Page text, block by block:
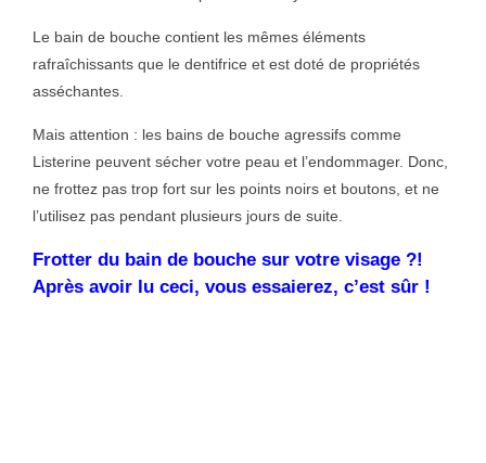
Le bain de bouche contient les mêmes éléments
rafraîchissants que le dentifrice et est doté de propriétés
asséchantes.
Mais attention : les bains de bouche agressifs comme
Listerine peuvent sécher votre peau et l’endommager. Donc,
ne frottez pas trop fort sur les points noirs et boutons, et ne
l’utilisez pas pendant plusieurs jours de suite.
Frotter du bain de bouche sur votre visage ?!
Après avoir lu ceci, vous essaierez, c’est sûr !